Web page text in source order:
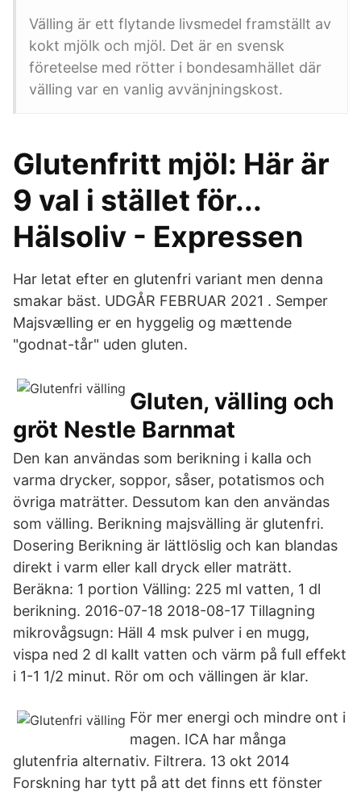
Välling är ett flytande livsmedel framställt av
kokt mjölk och mjöl. Det är en svensk
företeelse med rötter i bondesamhället där
välling var en vanlig avvänjningskost.
Glutenfritt mjöl: Här är
9 val i stället för...
Hälsoliv - Expressen
Har letat efter en glutenfri variant men denna
smakar bäst. UDGÅR FEBRUAR 2021 . Semper
Majsvælling er en hyggelig og mættende
"godnat-tår" uden gluten.
Gluten, välling och
gröt Nestle Barnmat
Den kan användas som berikning i kalla och
varma drycker, soppor, såser, potatismos och
övriga maträtter. Dessutom kan den användas
som välling. Berikning majsvälling är glutenfri.
Dosering Berikning är lättlöslig och kan blandas
direkt i varm eller kall dryck eller maträtt.
Beräkna: 1 portion Välling: 225 ml vatten, 1 dl
berikning. 2016-07-18 2018-08-17 Tillagning
mikrovågsugn: Häll 4 msk pulver i en mugg,
vispa ned 2 dl kallt vatten och värm på full effekt
i 1-1 1/2 minut. Rör om och vällingen är klar.
För mer energi och mindre ont i
magen. ICA har många
glutenfria alternativ. Filtrera. 13 okt 2014
Forskning har tytt på att det finns ett fönster